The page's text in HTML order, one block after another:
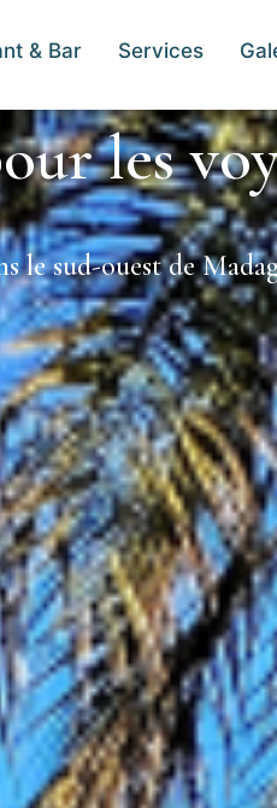
& Bar Services
les
le sud-ouest de